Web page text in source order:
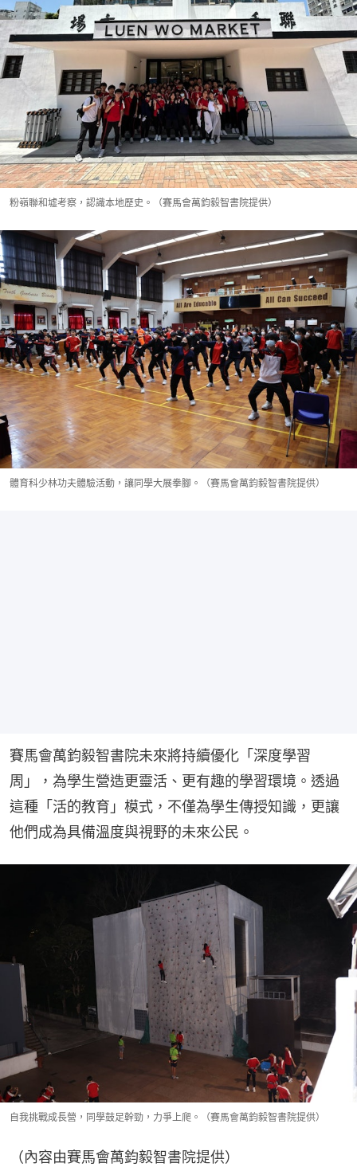
粉嶺聯和墟考察，認識本地歷史。（賽馬會萬鈞毅智書院提供）
體育科少林功夫體驗活動，讓同學大展拳腳。（賽馬會萬鈞毅智書院提供）
賽馬會萬鈞毅智書院未來將持續優化「深度學習
周」，為學生營造更靈活、更有趣的學習環境。透過
這種「活的教育」模式，不僅為學生傳授知識，更讓
他們成為具備溫度與視野的未來公民。
自我挑戰成長營，同學鼓足幹勁，力爭上爬。（賽馬會萬鈞毅智書院提供）
（內容由賽馬會萬鈞毅智書院提供）